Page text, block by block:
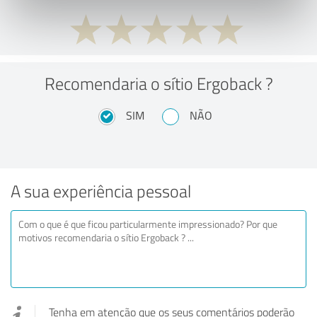
Recomendaria o sítio Ergoback ?
SIM NÃO
A sua experiência pessoal
Tenha em atenção que os seus comentários poderão